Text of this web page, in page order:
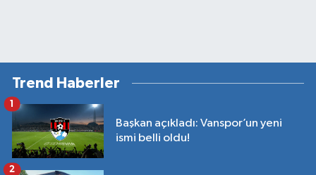
Trend Haberler
Başkan açıkladı: Vanspor’un yeni
ismi belli oldu!
1
2